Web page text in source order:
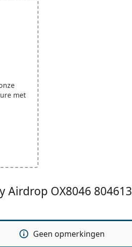
met
Airdrop OX8046 804613
Geen opmerkingen